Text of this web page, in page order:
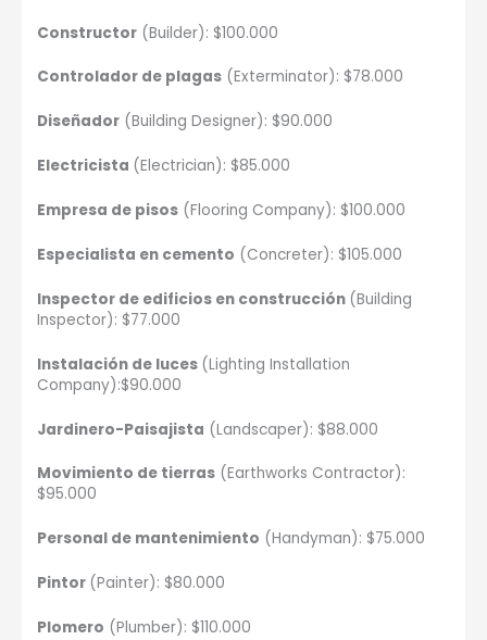
Constructor(Builder): $100.000
Controlador de plagas(Exterminator): $78.000
Diseñador(Building Designer): $90.000
Electricista (Electrician): $85.000
Empresa de pisos(Flooring Company): $100.000
Especialista en cemento (Concreter): $105.000
Inspector de edificios en construcción (Building
Inspector): $77.000
Instalación de luces (Lighting Installation
Company):$90.000
Jardinero-Paisajista (Landscaper): $88.000
Movimiento de tierras(Earthworks Contractor):
$95.000
Personal de mantenimiento (Handyman): $75.000
Pintor (Painter): $80.000
Plomero (Plumber): $110.000